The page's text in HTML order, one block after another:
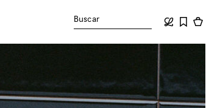
Buscar